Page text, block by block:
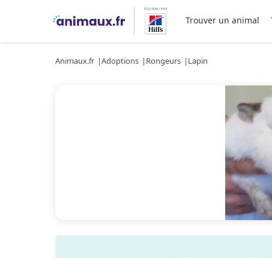
Trouver un animal
Animaux.fr Adoptions Rongeurs Lapin